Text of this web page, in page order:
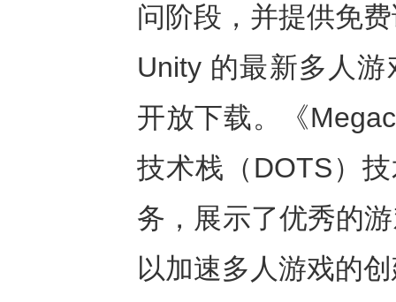
问阶段，并提供免
Unity 的最新多人
开放下载。《
技术栈（DOTS）
务，展示了优秀的
以加速多人游戏的